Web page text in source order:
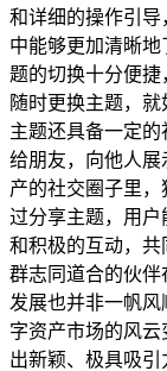
和详细的操作引
中能够更加清晰
题的切换十分便
随时更换主题，就
主题还具备一定
给朋友，向他人
产的社交圈子里
过分享主题，用
和积极的互动，
群志同道合的伙伴
发展也并非一帆
字资产市场的风
出新颖、极具吸